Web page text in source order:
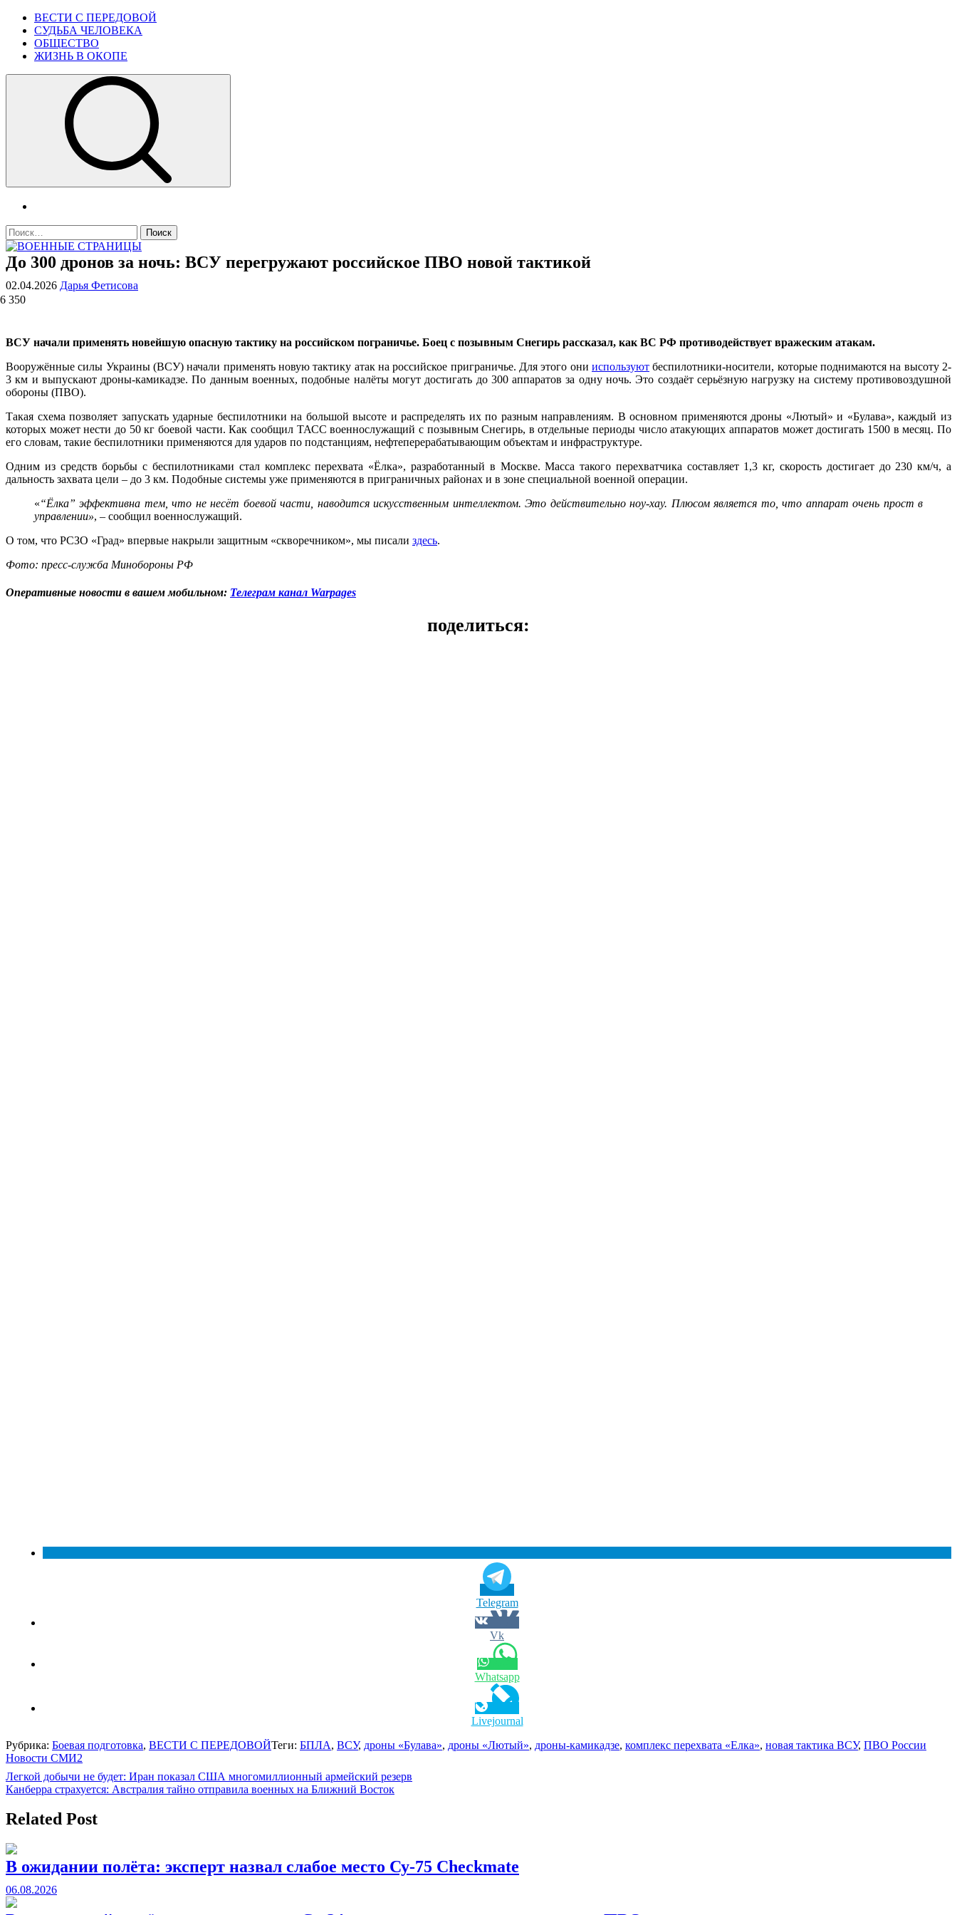
Skip
content
Primary
Menu
ВЕСТИ С ПЕРЕДОВОЙ
СУДЬБА ЧЕЛОВЕКА
ОБЩЕСТВО
ЖИЗНЬ В ОКОПЕ
Найти:
ВОЕННЫЕ СТРАНИЦЫ
СТАТЬИ ВОЕННОЙ ТЕМАТИКИ
До 300 дронов за ночь: ВСУ перегружают российское ПВО новой тактикой
02.04.2026 Дарья Фетисова
6 350
ВСУ начали применять новейшую опасную тактику на российском пограничье. Боец с позывным Снегирь рассказал, как ВС РФ противодействует вражеским атакам.
Вооружённые силы Украины (ВСУ) начали применять новую тактику атак на российское приграничье. Для этого они используют беспилотники-носители, которые поднимаются на высоту 2-
3 км и выпускают дроны-камикадзе. По данным военных, подобные налёты могут достигать до 300 аппаратов за одну ночь. Это создаёт серьёзную нагрузку на систему противовоздушной
обороны (ПВО).
Такая схема позволяет запускать ударные беспилотники на большой высоте и распределять их по разным направлениям. В основном применяются дроны «Лютый» и «Булава», каждый из
которых может нести до 50 кг боевой части. Как сообщил ТАСС военнослужащий с позывным Снегирь, в отдельные периоды число атакующих аппаратов может достигать 1500 в месяц. По
его словам, такие беспилотники применяются для ударов по подстанциям, нефтеперерабатывающим объектам и инфраструктуре.
Одним из средств борьбы с беспилотниками стал комплекс перехвата «Ёлка», разработанный в Москве. Масса такого перехватчика составляет 1,3 кг, скорость достигает до 230 км/ч, а
дальность захвата цели – до 3 км. Подобные системы уже применяются в приграничных районах и в зоне специальной военной операции.
«“Ёлка” эффективна тем, что не несёт боевой части, наводится искусственным интеллектом. Это действительно ноу-хау. Плюсом является то, что аппарат очень прост в
управлении», – сообщил военнослужащий.
О том, что РСЗО «Град» впервые накрыли защитным «скворечником», мы писали здесь.
Фото: пресс-служба Минобороны РФ
Оперативные новости в вашем мобильном: Телеграм канал Warpages
поделиться:
Telegram
Vk
Whatsapp
Livejournal
Рубрика: Боевая подготовка, ВЕСТИ С ПЕРЕДОВОЙТеги: БПЛА, ВСУ, дроны «Булава», дроны «Лютый», дроны-камикадзе, комплекс перехвата «Елка», новая тактика ВСУ, ПВО России
Новости СМИ2
Навигация
по
записям
Легкой добычи не будет: Иран показал США многомиллионный армейский резерв
Канберра страхуется: Австралия тайно отправила военных на Ближний Восток
Related Post
В ожидании полёта: эксперт назвал слабое место Су-75 Checkmate
06.08.2026